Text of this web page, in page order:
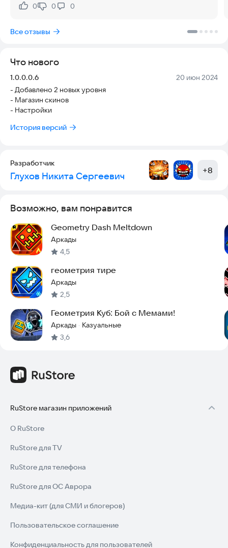
Нравится:
0Не нравится:
0 0
Все отзывы
Что нового
Версия:
1.0.0.0.6 Дата:
20 июн 2024
- Добавлено 2 новых уровня
- Магазин скинов
- Настройки
История версий
Разработчик
Глухов Никита Сергеевич +8
Возможно, вам понравится
Geometry Dash Meltdown
Аркады
4,5
геометрия тире
Аркады
2,5
Геометрия Куб: Бой с Мемами!
Аркады · Казуальные
3,6
RuStore магазин приложений
О RuStore
RuStore для TV
RuStore для телефона
RuStore для ОС Аврора
Медиа-кит (для СМИ и блогеров)
Пользовательское соглашение
Конфиденциальность для пользователей